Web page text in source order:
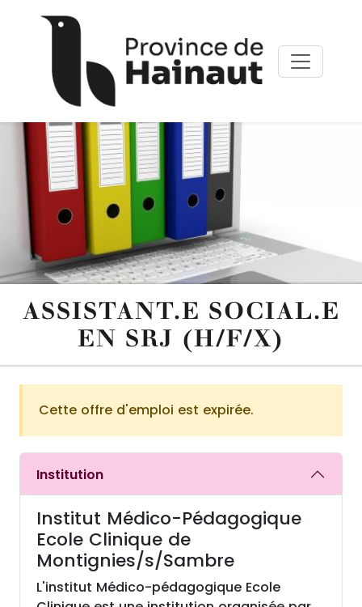
Panneau de gestion des cookies
ASSISTANT.E SOCIAL.E
EN SRJ (H/F/X)
Cette offre d'emploi est expirée.
Institution
Institut Médico-Pédagogique
Ecole Clinique de
Montignies/s/Sambre
L'institut Médico-pédagogique Ecole